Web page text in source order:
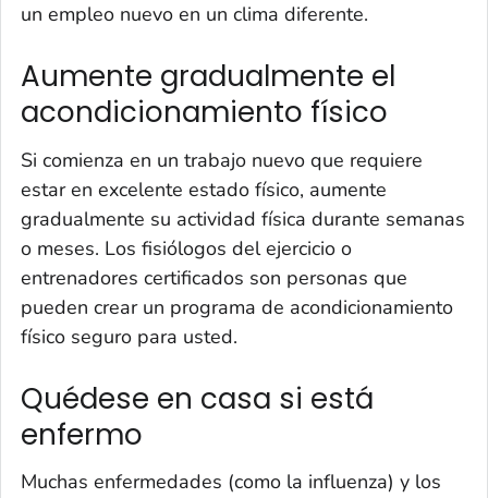
un empleo nuevo en un clima diferente.
Aumente gradualmente el
acondicionamiento físico
Si comienza en un trabajo nuevo que requiere
estar en excelente estado físico, aumente
gradualmente su actividad física durante semanas
o meses. Los fisiólogos del ejercicio o
entrenadores certificados son personas que
pueden crear un programa de acondicionamiento
físico seguro para usted.
Quédese en casa si está
enfermo
Muchas enfermedades (como la influenza) y los